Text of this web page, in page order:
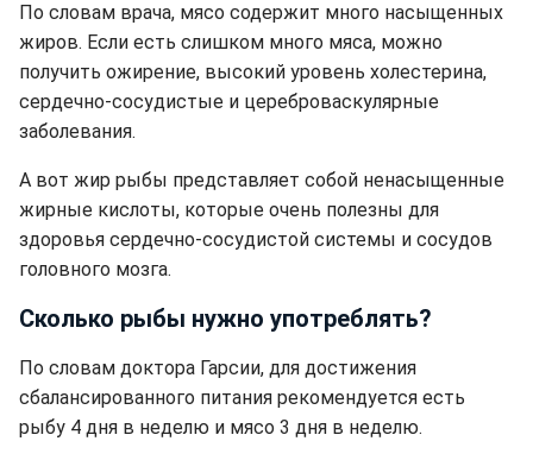
По словам врача, мясо содержит много насыщенных
жиров. Если есть слишком много мяса, можно
получить ожирение, высокий уровень холестерина,
сердечно-сосудистые и цереброваскулярные
заболевания.
А вот жир рыбы представляет собой ненасыщенные
жирные кислоты, которые очень полезны для
здоровья сердечно-сосудистой системы и сосудов
головного мозга.
Сколько рыбы нужно употреблять?
По словам доктора Гарсии, для достижения
сбалансированного питания рекомендуется есть
рыбу 4 дня в неделю и мясо 3 дня в неделю.